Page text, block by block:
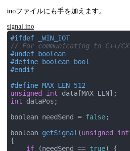
    {
private
AppServiceConnection^
public:
virtual void
auto deferral =
appcon =
// フォアグラウンドか
//appcon-
//    (this,
unsigned
int *data;
inoファイルにも手を加えます。
signal.ino
#ifdef _WIN_IOT
// For communicating to C++/CX
#undef boolean
#define boolean bool
#endif
#define MAX_LEN 512
unsigned
int
int dataPos;
boolean needSend = false;
boolean getSignal (unsigned int
{
if (needSend == true) {